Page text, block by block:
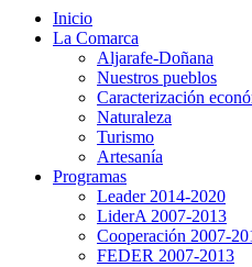
Inicio
La Comarca
Aljarafe-Doñana
Nuestros pueblos
Caracterización
Naturaleza
Turismo
Artesanía
Programas
Leader 2014-2020
LiderA 2007-2013
Cooperación 2007-
FEDER 2007-2013